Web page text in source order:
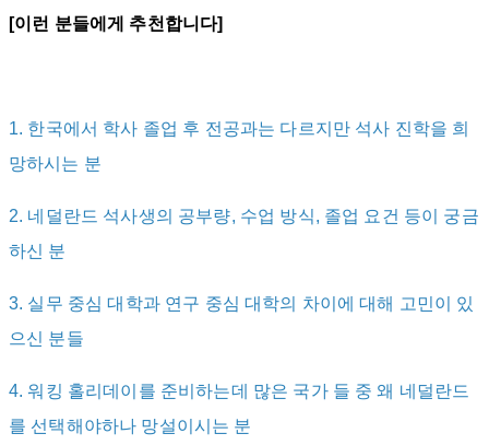
[이런 분들에게 추천합니다]
1. 한국에서 학사 졸업 후 전공과는 다르지만 석사 진학을 희
망하시는 분
2. 네덜란드 석사생의 공부량, 수업 방식, 졸업 요건 등이 궁금
하신 분
3. 실무 중심 대학과 연구 중심 대학의 차이에 대해 고민이 있
으신 분들
4. 워킹 홀리데이를 준비하는데 많은 국가 들 중 왜 네덜란드
를 선택해야하나 망설이시는 분